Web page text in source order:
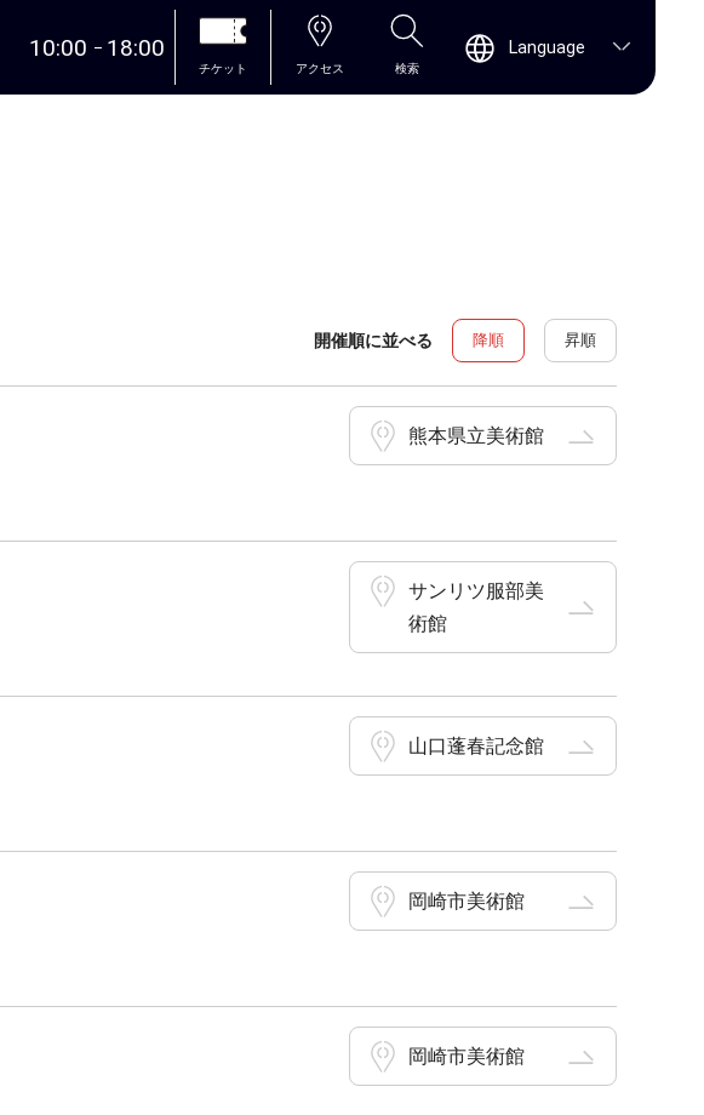
10:00 18:00
チケット アクセス 検索
Language
開催順に並べる 降順 昇順
熊本県立美術館
サンリツ服部美
術館
山口蓬春記念館
岡崎市美術館
岡崎市美術館